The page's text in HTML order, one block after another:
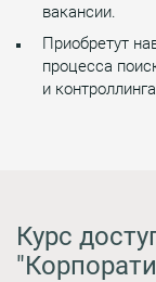
вакансии.
Приобретут
процесса
и
Курс